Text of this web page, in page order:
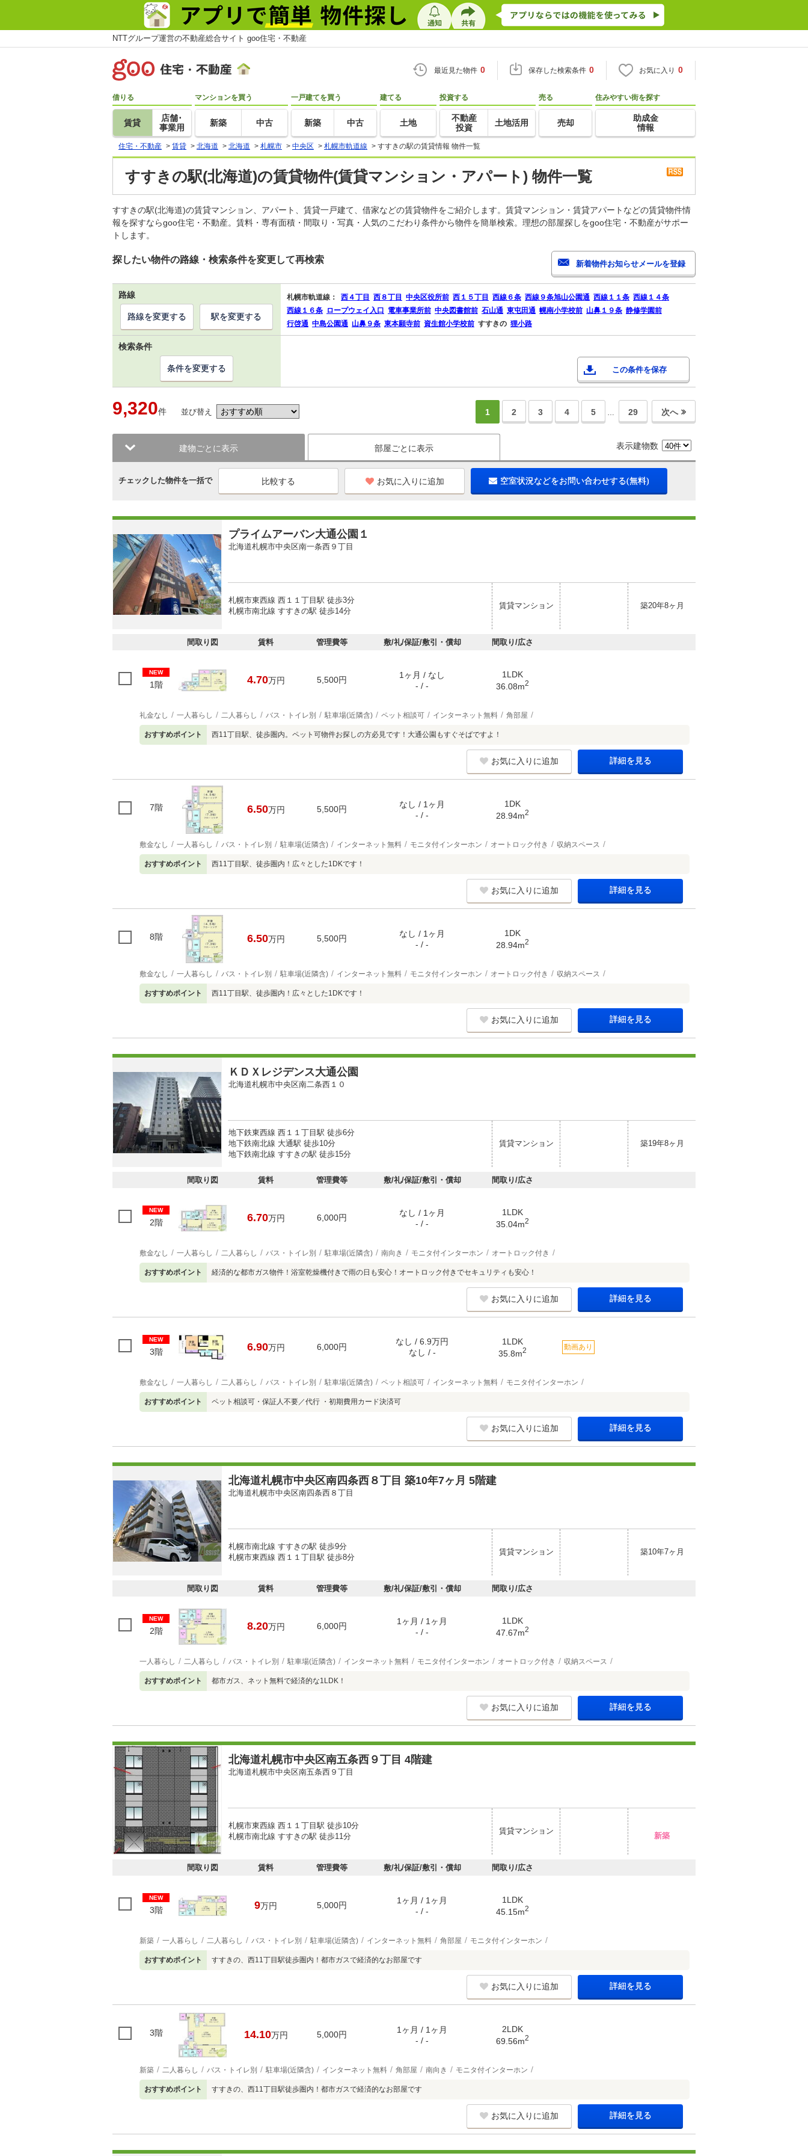
NTTグループ運営の不動産総合サイト goo住宅・不動産
最近見た物件 0 保存した検索条件 0 お気に入り 0
借りる
賃貸
店舗･
事業用
マンションを買う
新築 中古
一戸建てを買う
新築 中古
建てる
土地
投資する
不動産
投資
土地活用
売る
売却
住みやすい街を探す
助成金
情報
住宅・不動産 > 賃貸 > 北海道 > 北海道 > 札幌市 > 中央区 > 札幌市軌道線 > すすきの駅の賃貸情報 物件一覧
すすきの駅(北海道)の賃貸物件(賃貸マンション・アパート) 物件一覧
すすきの駅(北海道)の賃貸マンション、アパート、賃貸一戸建て、借家などの賃貸物件をご紹介します。賃貸マンション・賃貸アパートなどの賃貸物件情
報を探すならgoo住宅・不動産。賃料・専有面積・間取り・写真・人気のこだわり条件から物件を簡単検索。理想の部屋探しをgoo住宅・不動産がサポー
トします。
探したい物件の路線・検索条件を変更して再検索
路線 札幌市軌道線： 西４丁目 西８丁目 中央区役所前 西１５丁目 西線６条 西線９条旭山公園通 西線１１条 西線１４条
西線１６条 ロープウェイ入口 電車事業所前 中央図書館前 石山通 東屯田通 幌南小学校前 山鼻１９条 静修学園前
行啓通 中島公園通 山鼻９条 東本願寺前 資生館小学校前 すすきの 狸小路
路線を変更する 駅を変更する
検索条件
この条件を保存
条件を変更する
9,320件 並び替え 1 2 3 4 5 … 29 次へ
建物ごとに表示 部屋ごとに表示 表示建物数
チェックした物件を一括で お気に入りに追加 空室状況などをお問い合わせする(無料)
プライムアーバン大通公園１
北海道札幌市中央区南一条西９丁目
札幌市東西線 西１１丁目駅 徒歩3分
札幌市南北線 すすきの駅 徒歩14分
賃貸マンション 築20年8ヶ月
間取り図 賃料 管理費等 敷/礼/保証/敷引・償却 間取り/広さ
NEW
1階 4.70万円 5,500円
1ヶ月 / なし
- / -
1LDK
36.08m2
礼金なし 一人暮らし 二人暮らし バス・トイレ別 駐車場(近隣含) ペット相談可 インターネット無料 角部屋
おすすめポイント 西11丁目駅、徒歩圏内。ペット可物件お探しの方必見です！大通公園もすぐそばですよ！
お気に入りに追加 詳細を見る
7階 6.50万円 5,500円
なし / 1ヶ月
- / -
1DK
28.94m2
敷金なし 一人暮らし バス・トイレ別 駐車場(近隣含) インターネット無料 モニタ付インターホン オートロック付き 収納スペース
おすすめポイント 西11丁目駅、徒歩圏内！広々とした1DKです！
お気に入りに追加 詳細を見る
8階 6.50万円 5,500円
なし / 1ヶ月
- / -
1DK
28.94m2
敷金なし 一人暮らし バス・トイレ別 駐車場(近隣含) インターネット無料 モニタ付インターホン オートロック付き 収納スペース
おすすめポイント 西11丁目駅、徒歩圏内！広々とした1DKです！
お気に入りに追加 詳細を見る
ＫＤＸレジデンス大通公園
北海道札幌市中央区南二条西１０
地下鉄東西線 西１１丁目駅 徒歩6分
地下鉄南北線 大通駅 徒歩10分
地下鉄南北線 すすきの駅 徒歩15分
賃貸マンション 築19年8ヶ月
間取り図 賃料 管理費等 敷/礼/保証/敷引・償却 間取り/広さ
NEW
2階 6.70万円 6,000円
なし / 1ヶ月
- / -
1LDK
35.04m2
敷金なし 一人暮らし 二人暮らし バス・トイレ別 駐車場(近隣含) 南向き モニタ付インターホン オートロック付き
おすすめポイント 経済的な都市ガス物件！浴室乾燥機付きで雨の日も安心！オートロック付きでセキュリティも安心！
お気に入りに追加 詳細を見る
NEW
3階 6.90万円 6,000円
なし / 6.9万円
なし / -
1LDK
35.8m2 動画あり
敷金なし 一人暮らし 二人暮らし バス・トイレ別 駐車場(近隣含) ペット相談可 インターネット無料 モニタ付インターホン
おすすめポイント ペット相談可・保証人不要／代行 ・初期費用カード決済可
お気に入りに追加 詳細を見る
北海道札幌市中央区南四条西８丁目 築10年7ヶ月 5階建
北海道札幌市中央区南四条西８丁目
札幌市南北線 すすきの駅 徒歩9分
札幌市東西線 西１１丁目駅 徒歩8分
賃貸マンション 築10年7ヶ月
間取り図 賃料 管理費等 敷/礼/保証/敷引・償却 間取り/広さ
NEW
2階 8.20万円 6,000円
1ヶ月 / 1ヶ月
- / -
1LDK
47.67m2
一人暮らし 二人暮らし バス・トイレ別 駐車場(近隣含) インターネット無料 モニタ付インターホン オートロック付き 収納スペース
おすすめポイント 都市ガス、ネット無料で経済的な1LDK！
お気に入りに追加 詳細を見る
北海道札幌市中央区南五条西９丁目 4階建
北海道札幌市中央区南五条西９丁目
札幌市東西線 西１１丁目駅 徒歩10分
札幌市南北線 すすきの駅 徒歩11分
賃貸マンション
新築
間取り図 賃料 管理費等 敷/礼/保証/敷引・償却 間取り/広さ
NEW
3階 9万円 5,000円
1ヶ月 / 1ヶ月
- / -
1LDK
45.15m2
新築 一人暮らし 二人暮らし バス・トイレ別 駐車場(近隣含) インターネット無料 角部屋 モニタ付インターホン
おすすめポイント すすきの、西11丁目駅徒歩圏内！都市ガスで経済的なお部屋です
お気に入りに追加 詳細を見る
3階 14.10万円 5,000円
1ヶ月 / 1ヶ月
- / -
2LDK
69.56m2
新築 二人暮らし バス・トイレ別 駐車場(近隣含) インターネット無料 角部屋 南向き モニタ付インターホン
おすすめポイント すすきの、西11丁目駅徒歩圏内！都市ガスで経済的なお部屋です
お気に入りに追加 詳細を見る